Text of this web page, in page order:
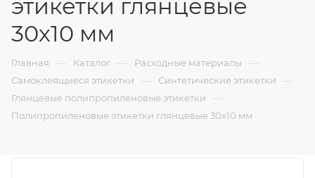
этикетки глянцевые
30х10 мм
Главная — Каталог — Расходные материалы —
Самоклеящиеся этикетки — Синтетические этикетки —
Глянцевые полипропиленовые этикетки —
Полипропиленовые этикетки глянцевые 30х10 мм